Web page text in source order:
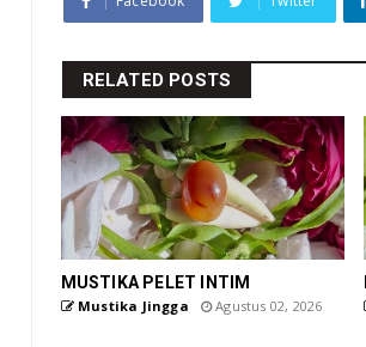
RELATED POSTS
MUSTIKA PELET INTIM
Mustika Jingga Agustus 02, 2026